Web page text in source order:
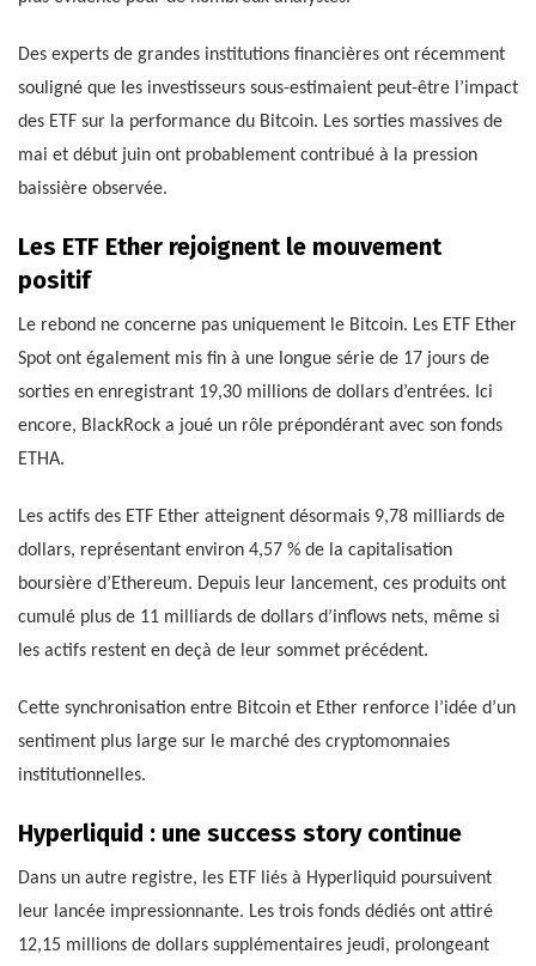
Des experts de grandes institutions financières ont récemment
souligné que les investisseurs sous-estimaient peut-être l’impact
des ETF sur la performance du Bitcoin. Les sorties massives de
mai et début juin ont probablement contribué à la pression
baissière observée.
Les ETF Ether rejoignent le mouvement
positif
Le rebond ne concerne pas uniquement le Bitcoin. Les ETF Ether
Spot ont également mis fin à une longue série de 17 jours de
sorties en enregistrant 19,30 millions de dollars d’entrées. Ici
encore, BlackRock a joué un rôle prépondérant avec son fonds
ETHA.
Les actifs des ETF Ether atteignent désormais 9,78 milliards de
dollars, représentant environ 4,57 % de la capitalisation
boursière d’Ethereum. Depuis leur lancement, ces produits ont
cumulé plus de 11 milliards de dollars d’inflows nets, même si
les actifs restent en deçà de leur sommet précédent.
Cette synchronisation entre Bitcoin et Ether renforce l’idée d’un
sentiment plus large sur le marché des cryptomonnaies
institutionnelles.
Hyperliquid : une success story continue
Dans un autre registre, les ETF liés à Hyperliquid poursuivent
leur lancée impressionnante. Les trois fonds dédiés ont attiré
12,15 millions de dollars supplémentaires jeudi, prolongeant